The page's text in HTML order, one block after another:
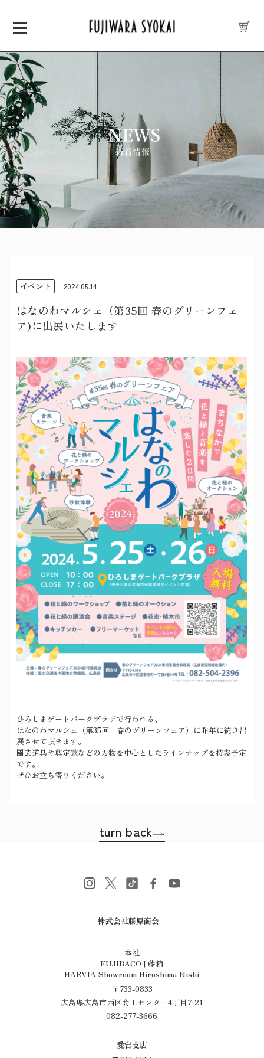
イベント 2024.05.14
はなのわマルシェ（第35回 春のグリーンフェ
ア)に出展いたします
ひろしまゲートパークプラザで行われる、
はなのわマルシェ（第35回 春のグリーンフェア）に昨年に続き出
展させて頂きます。
園芸道具や剪定鋏などの刃物を中心としたラインナップを持参予定
です。
ぜひお立ち寄りください。
turn back
株式会社藤原商会
​​​​​​​本社
FUJIBACO | 藤箱
HARVIA Showroom Hiroshima Nishi
〒733-0833
広島県広島市西区商工センター4丁目7-21
082-277-3666
愛宕支店